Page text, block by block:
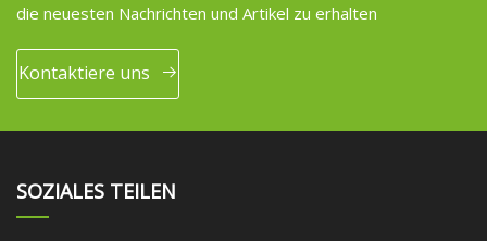
die neuesten Nachrichten und Artikel zu erhalten
Kontaktiere uns
SOZIALES TEILEN